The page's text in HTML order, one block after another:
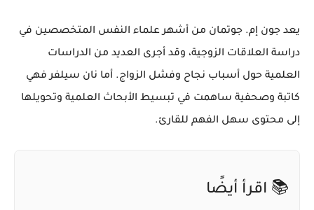
يعد جون إم. جوتمان من أشهر علماء النفس المتخصصين في
دراسة العلاقات الزوجية، وقد أجرى العديد من الدراسات
العلمية حول أسباب نجاح وفشل الزواج. أما نان سيلفرفهي
كاتبة وصحفية ساهمت في تبسيط الأبحاث العلمية وتحويلها
إلى محتوى سهل الفهم للقارئ.
📚 اقرأ أيضًا